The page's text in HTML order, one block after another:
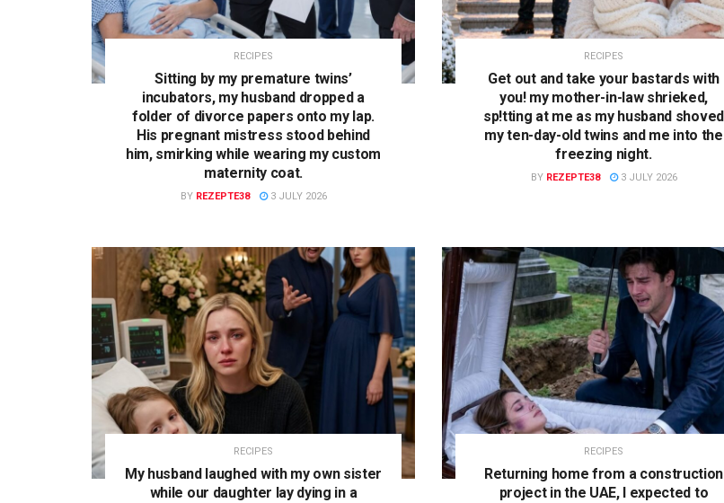
RECIPES
Sitting by my premature twins’
incubators, my husband dropped a
folder of divorce papers onto my lap.
His pregnant mistress stood behind
him, smirking while wearing my custom
maternity coat.
BY REZEPTE38 3 JULY 2026
RECIPES
Get out and take your bastards with
you! my mother-in-law shrieked,
sp!tting at me as my husband shoved
my ten-day-old twins and me into the
freezing night.
BY REZEPTE38 3 JULY 2026
RECIPES
My husband laughed with my own sister
while our daughter lay dying in a
RECIPES
Returning home from a construction
project in the UAE, I expected to